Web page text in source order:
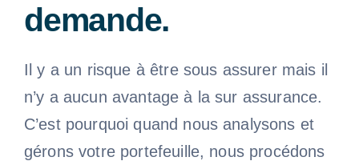
demande.
Il y a un risque à être sous assurer mais il
n’y a aucun avantage à la sur assurance.
C’est pourquoi quand nous analysons et
gérons votre portefeuille, nous procédons